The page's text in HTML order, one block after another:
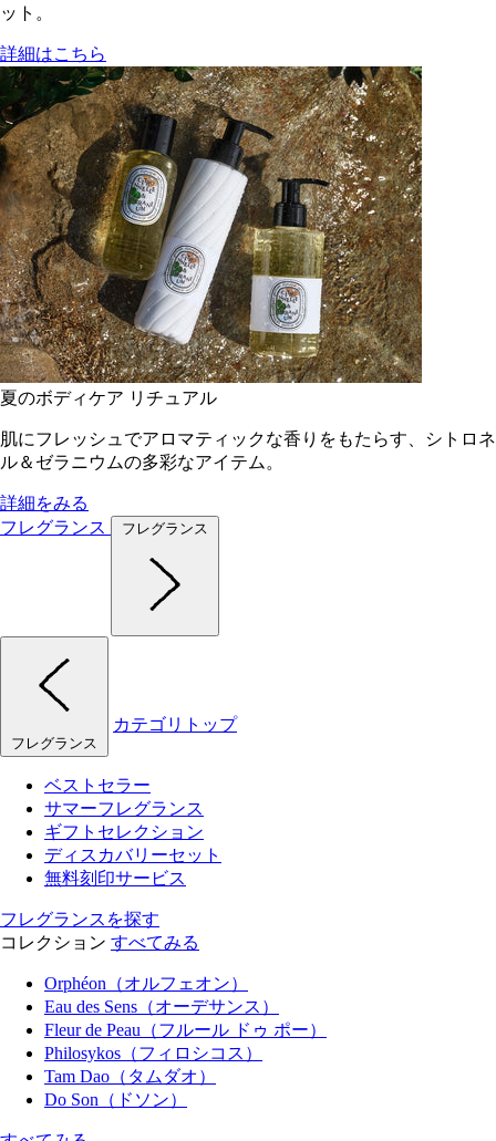
ット。
詳細はこちら
夏のボディケア リチュアル
肌にフレッシュでアロマティックな香りをもたらす、シトロネ
ル＆ゼラニウムの多彩なアイテム。
詳細をみる
フレグランス
フレグランス
フレグランス
カテゴリトップ
ベストセラー
サマーフレグランス
ギフトセレクション
ディスカバリーセット
無料刻印サービス
フレグランスを探す
コレクション すべてみる
Orphéon（オルフェオン）
Eau des Sens（オーデサンス）
Fleur de Peau（フルール ドゥ ポー）
Philosykos（フィロシコス）
Tam Dao（タムダオ）
Do Son（ドソン）